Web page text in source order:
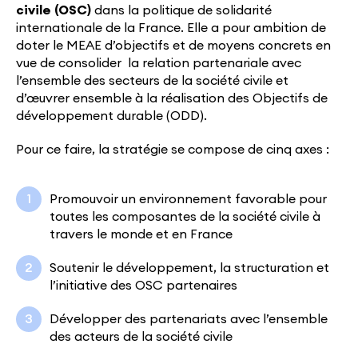
civile (OSC) dans la politique de solidarité
internationale de la France. Elle a pour ambition de
doter le MEAE d’objectifs et de moyens concrets en
vue de consolider la relation partenariale avec
l’ensemble des secteurs de la société civile et
d’œuvrer ensemble à la réalisation des Objectifs de
développement durable (ODD).
Pour ce faire, la stratégie se compose de cinq axes :
Promouvoir un environnement favorable pour
toutes les composantes de la société civile à
travers le monde et en France
Soutenir le développement, la structuration et
l’initiative des OSC partenaires
Développer des partenariats avec l’ensemble
des acteurs de la société civile